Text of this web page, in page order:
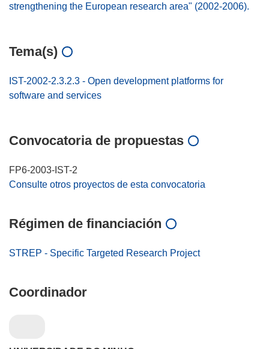
strengthening the European research area" (2002-2006).
Tema(s)
IST-2002-2.3.2.3 - Open development platforms for
software and services
Convocatoria de propuestas
FP6-2003-IST-2
Consulte otros proyectos de esta convocatoria
Régimen de financiación
STREP - Specific Targeted Research Project
Coordinador